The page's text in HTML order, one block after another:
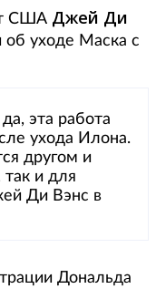
США Джей Ди
уходе Маска с
эта работа
ухода Илона.
другом и
и для
Ди Вэнс в
Дональда